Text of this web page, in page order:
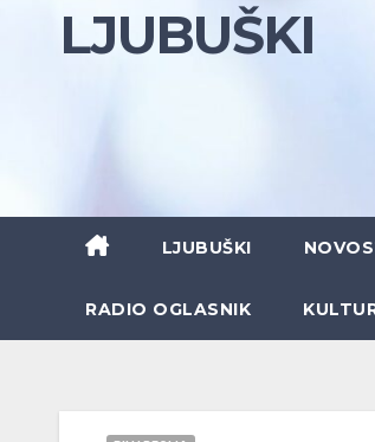
LJUBUŠKI
LJUBUŠKI
RADIO OGLASNIK